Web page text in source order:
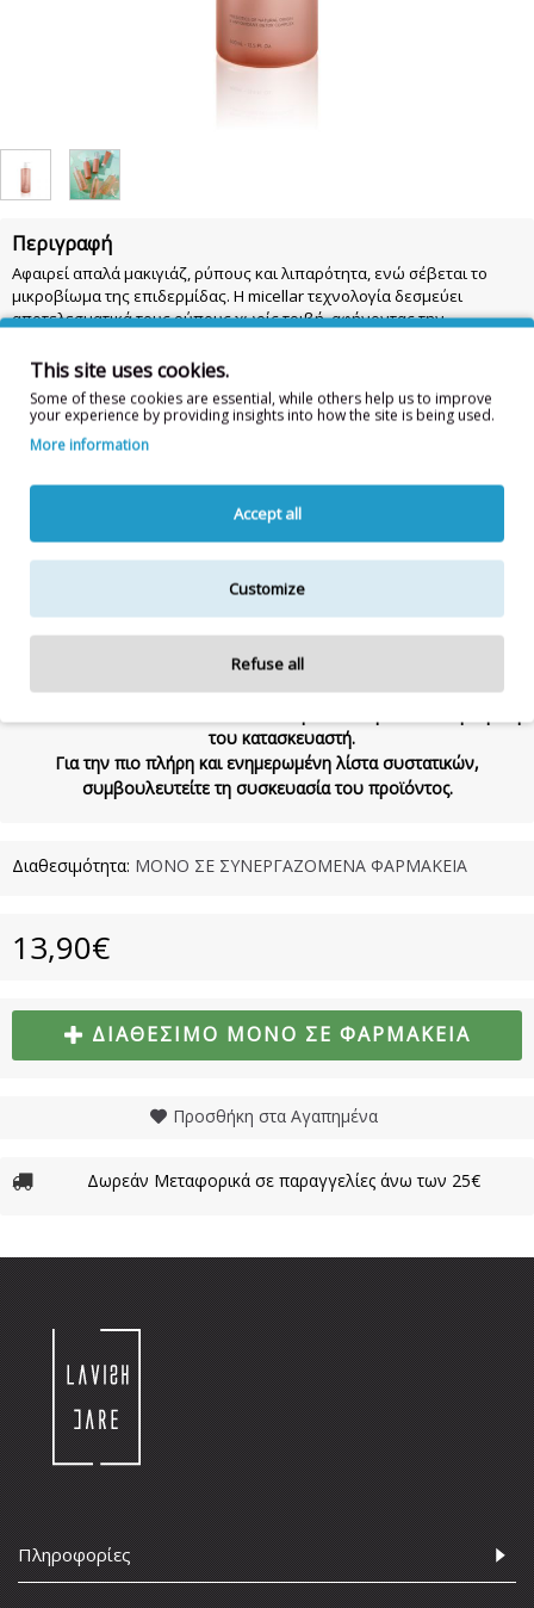
Περιγραφή
Αφαιρεί απαλά μακιγιάζ, ρύπους και λιπαρότητα, ενώ σέβεται το
μικροβίωμα της επιδερμίδας. Η micellar τεχνολογία δεσμεύει
αποτελεσματικά τους ρύπους χωρίς τριβή, αφήνοντας την
καθαρή και δροσερή. Να φυλάσσεται μακριά απο παιδιά.
Συστατικά: AQUA, POLOXAMER 184, PROPANEDIOL, GLYCERIN,
BUTYLENE GLYCOL, INULIN, SACCHARIDE ISOMERATE, BRASSICA
OLERACEA ITALICA (BROCCOLI) EXTRACT, CALENDULA OFFICINALIS
GLUCAN OLIGOSACCHARIDE, PARFUM, SODIUM PHYTATE, FRUCTOSE,
ALOE BARBADENSIS LEAF EXTRACT, SODIUM CITRATE, CITRIC ACID,
TETRAMETHYL ACETYLOCTAHYDRONAPHTHALENES, BIOFLAVONOIDS,
400mL
του κατασκευαστή.
Για την πιο πλήρη και ενημερωμένη λίστα συστατικών,
συμβουλευτείτε τη συσκευασία του προϊόντος.
Διαθεσιμότητα: ΜΟΝΟ ΣΕ ΣΥΝΕΡΓΑΖΟΜΕΝΑ ΦΑΡΜΑΚΕΙΑ
13,90€
ΔΙΑΘΈΣΙΜΟ ΜΌΝΟ ΣΕ ΦΑΡΜΑΚΕΊΑ
Προσθήκη στα Αγαπημένα
Δωρεάν Μεταφορικά σε παραγγελίες άνω των 25€
Πληροφορίες
This site uses cookies.
Some of these cookies are essential, while others help us to improve
your experience by providing insights into how the site is being used.
More information
Accept all
Customize
Refuse all